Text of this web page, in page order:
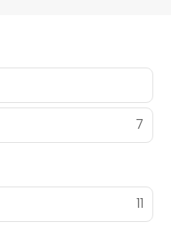
7
11